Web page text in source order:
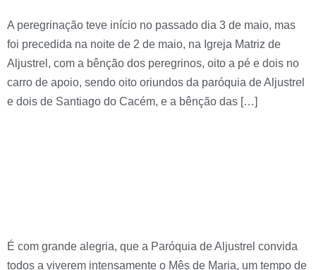
A peregrinação teve início no passado dia 3 de maio, mas
foi precedida na noite de 2 de maio, na Igreja Matriz de
Aljustrel, com a bênção dos peregrinos, oito a pé e dois no
carro de apoio, sendo oito oriundos da paróquia de Aljustrel
e dois de Santiago do Cacém, e a bênção das […]
É com grande alegria, que a Paróquia de Aljustrel convida
todos a viverem intensamente o Mês de Maria, um tempo de